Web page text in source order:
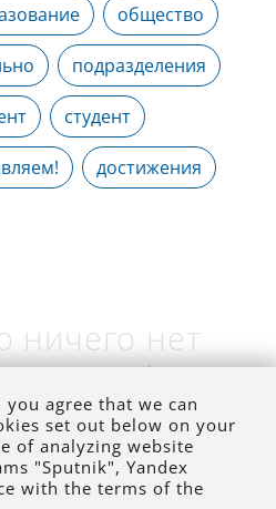
общество
подразделения
студент
достижения
ничего нет
время)
agree that we can
set out below on your
of analyzing website
"Sputnik", Yandex
with the terms of the